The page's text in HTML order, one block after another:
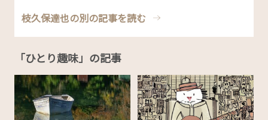
枝久保達也の別の記事を読む
「ひとり趣味」の記事